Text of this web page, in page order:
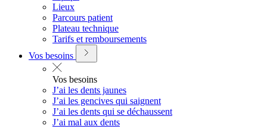
Lieux
Parcours patient
Plateau technique
Tarifs et remboursements
Vos besoins
Vos besoins
J’ai les dents jaunes
J’ai les gencives qui saignent
J’ai les dents qui se déchaussent
J’ai mal aux dents